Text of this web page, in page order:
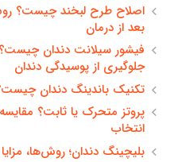
اصلاح طرح لبخند چیست؟
بعد از درمان
فیشور سیلانت دندان
جلوگیری از پوسیدگی دندان
تکنیک باندینگ دندان
پروتز متحرک یا ثابت؟
انتخاب
بلیچینگ دندان؛ روش‌ها،